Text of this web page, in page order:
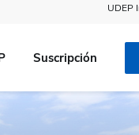
UDEP
Suscripción